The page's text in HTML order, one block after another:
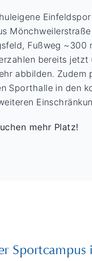
Fußweg ~300
bereits jetzt
abbilden. Zudem
Sporthalle in den
mehr Platz!
Sportcampus